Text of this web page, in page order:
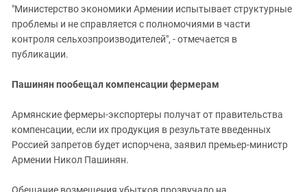
"Министерство экономики Армении испытывает структурные
проблемы и не справляется с полномочиями в части
контроля сельхозпроизводителей", - отмечается в
публикации.
Пашинян пообещал компенсации фермерам
Армянские фермеры-экспортеры получат от правительства
компенсации, если их продукция в результате введенных
Россией запретов будет испорчена, заявил премьер-министр
Армении Никол Пашинян.
Обещание возмещения убытков прозвучало на